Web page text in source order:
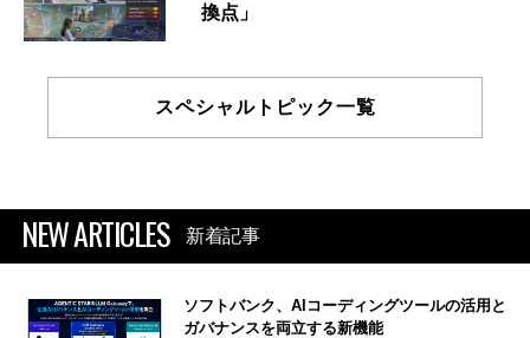
換点」
スペシャルトピック一覧
NEW ARTICLES 新着記事
ソフトバンク、AIコーディングツールの活用と
ガバナンスを両立する新機能